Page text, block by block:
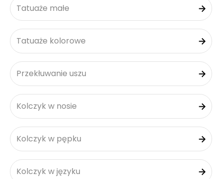
Tatuaże małe
Tatuaże kolorowe
Przekłuwanie uszu
Kolczyk w nosie
Kolczyk w pępku
Kolczyk w języku